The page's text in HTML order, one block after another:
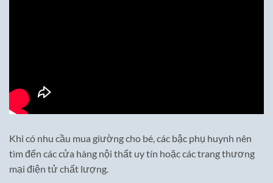
Khi có nhu cầu mua giường cho bé, các bậc phụ huynh nên
tìm đến các cửa hàng nội thất uy tín hoặc các trang thương
mại điện tử chất lượng.